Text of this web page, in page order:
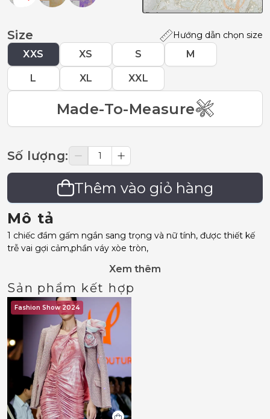
Size Hướng dẫn chọn size
XXS XS S M
L XL XXL
Made-To-Measure
Số lượng:
Thêm vào giỏ hàng
Mô tả
1 chiếc đầm gấm ngắn sang trọng và nữ tính, được thiết kế
trễ vai gợi cảm,phần váy xòe tròn,
Xem thêm
Sản phẩm kết hợp
Fashion Show 2024